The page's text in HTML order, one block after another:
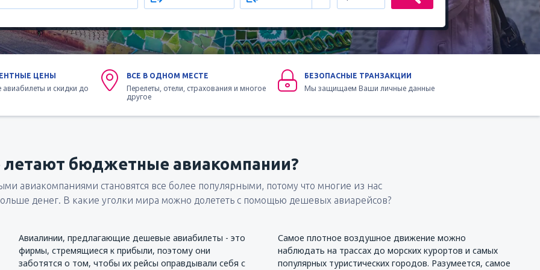
ЦЕНЫ
и скидки до
ВСЕ В ОДНОМ МЕСТЕ
Перелеты, отели, страхования и многое
другое
БЕЗОПАСНЫЕ ТРАНЗАКЦИИ
Мы защищаем Ваши личные данные
летают бюджетные авиакомпании?
авиакомпаниями становятся все более популярными, потому что многие из нас
денег. В какие уголки мира можно долететь с помощью дешевых авиарейсов?
Авиалинии, предлагающие дешевые авиабилеты - это
фирмы, стремящиеся к прибыли, поэтому они
заботятся о том, чтобы их рейсы оправдывали себя с
Самое плотное воздушное движение можно
наблюдать на трассах до морских курортов и самых
популярных туристических городов. Разумеется, самое